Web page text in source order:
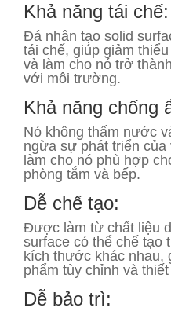
Khả năng tái chế:
Đá nhân tạo solid
tái chế, giúp giảm
và làm cho nó trở
với môi trường.
Khả năng chống
Nó không thấm nước
ngừa sự phát triển của
làm cho nó phù hợp
phòng tắm và bếp.
Dễ chế tạo:
Được làm từ chất liệu
surface có thể chế tạo
kích thước khác nhau,
phẩm tùy chỉnh và
Dễ bảo trì: